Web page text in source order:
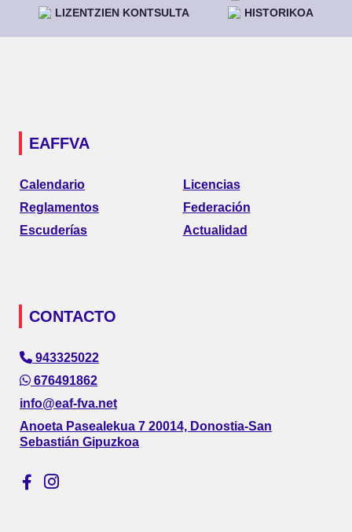
LIZENTZIEN KONTSULTA
HISTORIKOA
EAFFVA
Calendario
Reglamentos
Escuderías
Licencias
Federación
Actualidad
CONTACTO
943325022
676491862
info@eaf-fva.net
Anoeta Pasealekua 7 20014, Donostia-San
Sebastián Gipuzkoa